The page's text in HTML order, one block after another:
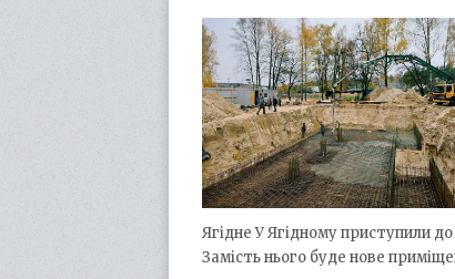
Ягідне У Ягідному приступили
Замість нього буде нове